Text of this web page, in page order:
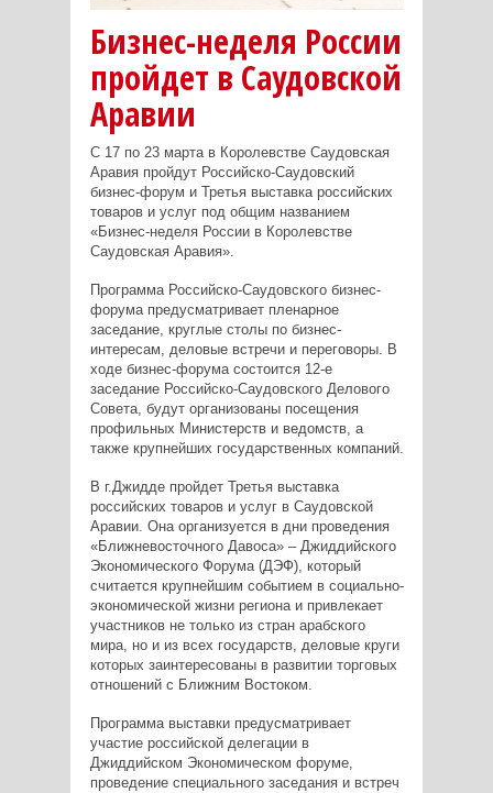
Бизнес-неделя России
пройдет в Саудовской
Аравии
С 17 по 23 марта в Королевстве Саудовская
Аравия пройдут Российско-Саудовский
бизнес-форум и Третья выставка российских
товаров и услуг под общим названием
«Бизнес-неделя России в Королевстве
Саудовская Аравия».
Программа Российско-Саудовского бизнес-
форума предусматривает пленарное
заседание, круглые столы по бизнес-
интересам, деловые встречи и переговоры. В
ходе бизнес-форума состоится 12-е
заседание Российско-Саудовского Делового
Совета, будут организованы посещения
профильных Министерств и ведомств, а
также крупнейших государственных компаний.
В г.Джидде пройдет Третья выставка
российских товаров и услуг в Саудовской
Аравии. Она организуется в дни проведения
«Ближневосточного Давоса» – Джиддийского
Экономического Форума (ДЭФ), который
считается крупнейшим событием в социально-
экономической жизни региона и привлекает
участников не только из стран арабского
мира, но и из всех государств, деловые круги
которых заинтересованы в развитии торговых
отношений с Ближним Востоком.
Программа выставки предусматривает
участие российской делегации в
Джиддийском Экономическом форуме,
проведение специального заседания и встреч